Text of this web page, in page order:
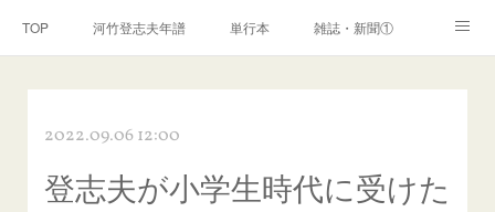
TOP 河竹登志夫年譜 単行本 雑誌・新聞①
河竹繁俊 年譜 河竹黙阿弥 年譜
2022.09.06 12:00
登志夫が小学生時代に受けた